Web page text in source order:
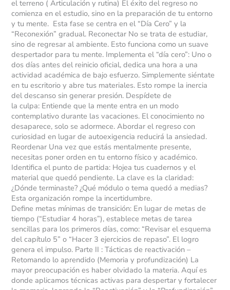
el terreno ( Articulación y rutina) El éxito del regreso no
comienza en el estudio, sino en la preparación de tu entorno
y tu mente. Esta fase se centra en el “Día Cero” y la
“Reconexión” gradual. Reconectar No se trata de estudiar,
sino de regresar al ambiente. Esto funciona como un suave
despertador para tu mente. Implementa el “día cero”: Uno o
dos días antes del reinicio oficial, dedica una hora a una
actividad académica de bajo esfuerzo. Simplemente siéntate
en tu escritorio y abre tus materiales. Esto rompe la inercia
del descanso sin generar presión. Despídete de
la culpa: Entiende que la mente entra en un modo
contemplativo durante las vacaciones. El conocimiento no
desaparece, solo se adormece. Abordar el regreso con
curiosidad en lugar de autoexigencia reducirá la ansiedad.
Reordenar Una vez que estás mentalmente presente,
necesitas poner orden en tu entorno físico y académico.
Identifica el punto de partida: Hojea tus cuadernos y el
material que quedó pendiente. La clave es la claridad:
¿Dónde terminaste? ¿Qué módulo o tema quedó a medias?
Esta organización rompe la incertidumbre.
Define metas mínimas de transición: En lugar de metas de
tiempo (“Estudiar 4 horas”), establece metas de tarea
sencillas para los primeros días, como: “Revisar el esquema
del capítulo 5” o “Hacer 3 ejercicios de repaso”. El logro
genera el impulso. Parte II : Tácticas de reactivación –
Retomando lo aprendido (Memoria y profundización) La
mayor preocupación es haber olvidado la materia. Aquí es
donde aplicamos técnicas activas para despertar y fortalecer